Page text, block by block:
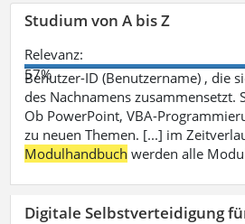
Studium von A bis Z
Relevanz:
57%
Benutzer-ID (Benutzername) , die
des Nachnamens
Ob PowerPoint, VBA-
zu neuen Themen. [...] im
Modulhandbuch werden alle
Digitale Selbstverteidigung